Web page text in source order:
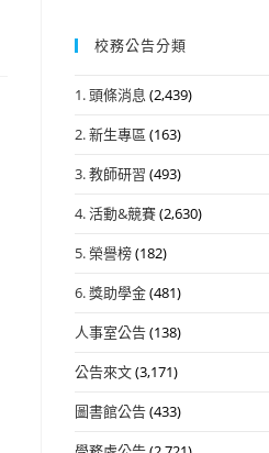
校務公告分類
1. 頭條消息 (2,439)
2. 新生專區 (163)
3. 教師研習 (493)
4. 活動&競賽(2,630)
5. 榮譽榜(182)
6. 獎助學金(481)
人事室公告(138)
公告來文(3,171)
圖書館公告(433)